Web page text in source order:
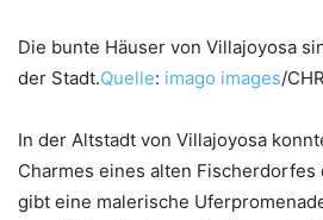
Die bunte Häuser von Villajoyosa
der Stadt.Quelle: imago images/
In der Altstadt von Villajoyosa
Charmes eines alten Fischerdorfes
gibt eine malerische